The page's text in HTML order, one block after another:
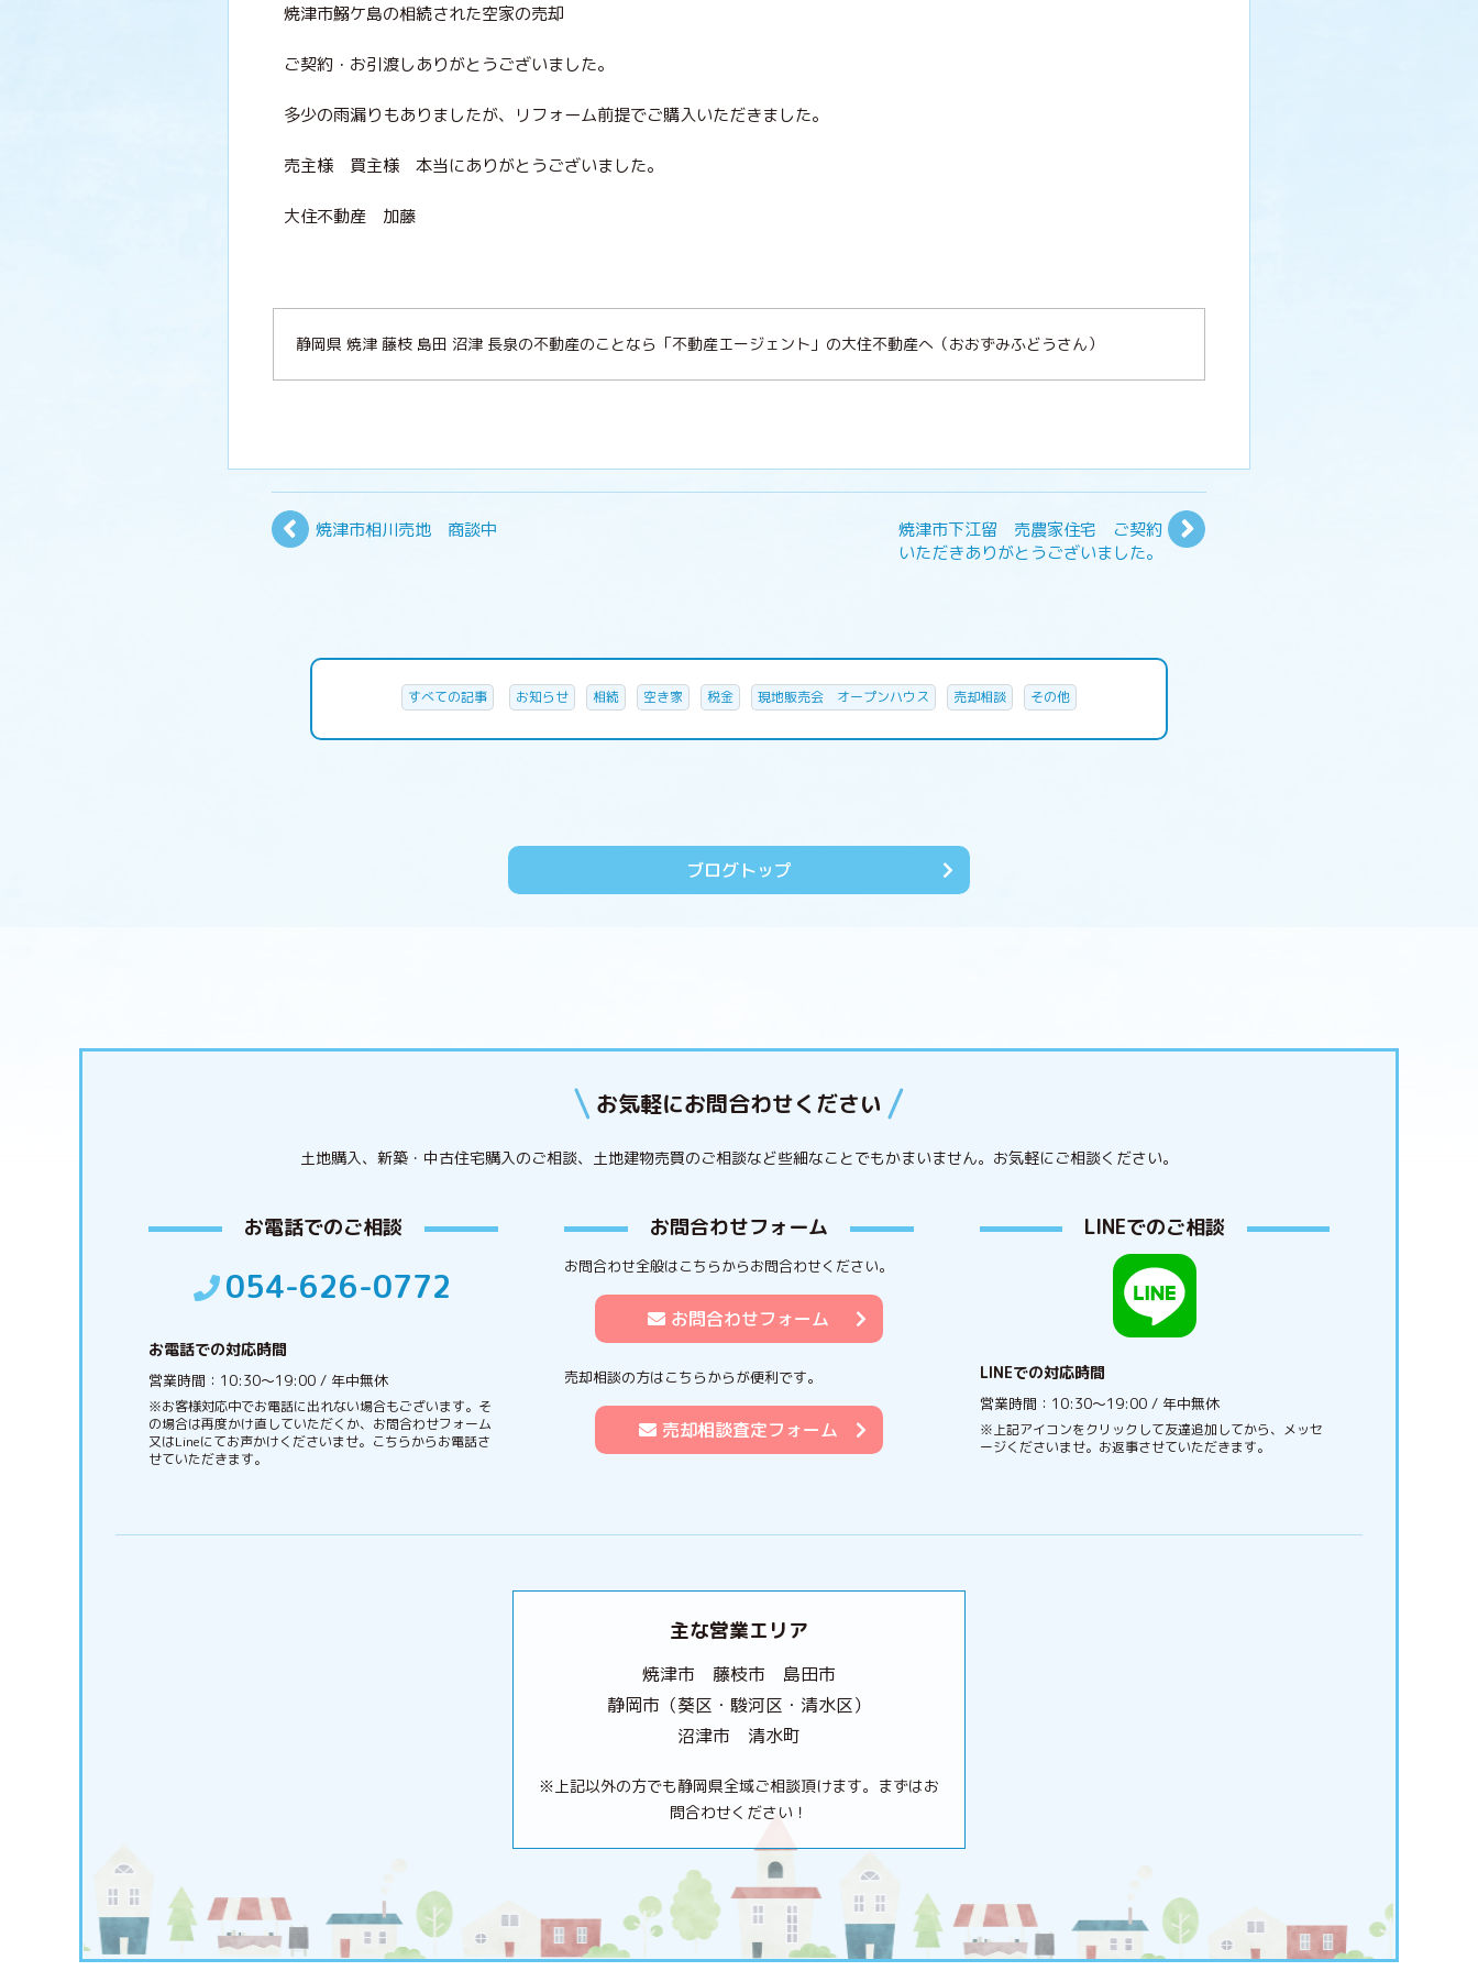
焼津市鰯ケ島の相続された空家の売却
ご契約・お引渡しありがとうございました。
多少の雨漏りもありましたが、リフォーム前提でご購入いただきました。
売主様 買主様 本当にありがとうございました。
大住不動産 加藤
静岡県 焼津 藤枝 島田 沼津 長泉の不動産のことなら「不動産エージェント」の大住不動産へ（おおずみふどうさん）
焼津市相川売地 商談中
焼津市下江留 売農家住宅 ご契約
いただきありがとうございました。
すべての記事 お知らせ 相続 空き家 税金 現地販売会 オープンハウス 売却相談 その他
ブログトップ
お気軽にお問合わせください
土地購入、新築・中古住宅購入のご相談、土地建物売買のご相談など些細なことでもかまいません。 お気軽にご相談ください。
お電話でのご相談
054-626-0772
お電話での対応時間
営業時間：10:30〜19:00 / 年中無休
※お客様対応中でお電話に出れない場合もございます。そ
の場合は再度かけ直していただくか、お問合わせフォーム
又はLineにてお声かけくださいませ。こちらからお電話さ
せていただきます。
お問合わせフォーム
お問合わせ全般はこちらからお問合わせください。
お問合わせフォーム
売却相談の方はこちらからが便利です。
売却相談査定フォーム
LINEでのご相談
LINEでの対応時間
営業時間：10:30〜19:00 / 年中無休
※上記アイコンをクリックして友達追加してから、メッセ
ージくださいませ。お返事させていただきます。
主な営業エリア
焼津市 藤枝市 島田市
静岡市（葵区・駿河区・清水区）
沼津市 清水町
※上記以外の方でも静岡県全域ご相談頂けます。まずはお
問合わせください！